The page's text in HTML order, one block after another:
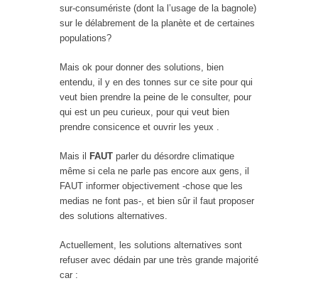
sur-consumériste (dont la l’usage de la bagnole)
sur le délabrement de la planète et de certaines
populations?
Mais ok pour donner des solutions, bien
entendu, il y en des tonnes sur ce site pour qui
veut bien prendre la peine de le consulter, pour
qui est un peu curieux, pour qui veut bien
prendre consicence et ouvrir les yeux .
Mais il FAUT parler du désordre climatique
même si cela ne parle pas encore aux gens, il
FAUT informer objectivement -chose que les
medias ne font pas-, et bien sûr il faut proposer
des solutions alternatives.
Actuellement, les solutions alternatives sont
refuser avec dédain par une très grande majorité
car :